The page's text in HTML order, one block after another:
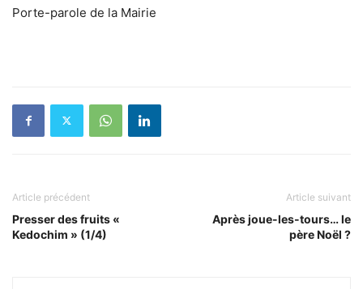
Porte-parole de la Mairie
Article précédent
Presser des fruits «
Kedochim » (1/4)
Article suivant
Après joue-les-tours… le
père Noël ?